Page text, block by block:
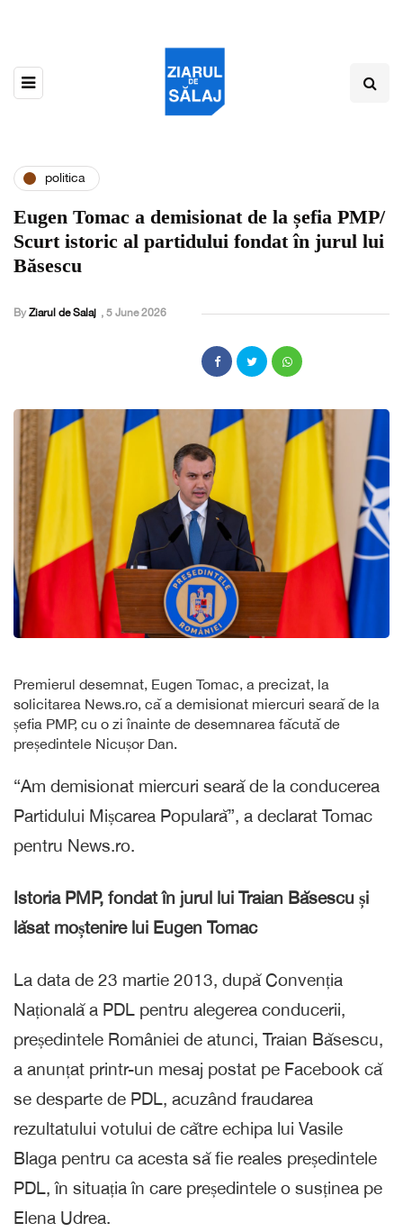
politica
Eugen Tomac a demisionat de la șefia PMP/
Scurt istoric al partidului fondat în jurul lui
Băsescu
By Ziarul de Salaj , 5 June 2026
Premierul desemnat, Eugen Tomac, a precizat, la
solicitarea News.ro, că a demisionat miercuri seară de la
șefia PMP, cu o zi înainte de desemnarea făcută de
președintele Nicușor Dan.
“Am demisionat miercuri seară de la conducerea
Partidului Mișcarea Populară”, a declarat Tomac
pentru News.ro.
Istoria PMP, fondat în jurul lui Traian Băsescu și
lăsat moștenire lui Eugen Tomac
La data de 23 martie 2013, după Convenția
Națională a PDL pentru alegerea conducerii,
președintele României de atunci, Traian Băsescu,
a anunțat printr-un mesaj postat pe Facebook că
se desparte de PDL, acuzând fraudarea
rezultatului votului de către echipa lui Vasile
Blaga pentru ca acesta să fie reales președintele
PDL, în situația în care președintele o susținea pe
Elena Udrea.